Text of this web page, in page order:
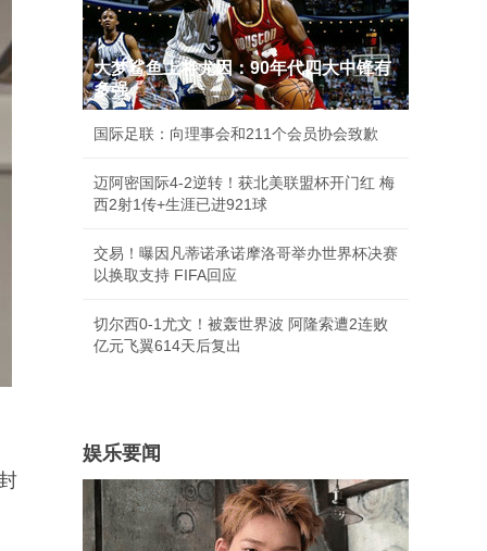
大梦鲨鱼上将尤因：90年代四大中锋有
多强
国际足联：向理事会和211个会员协会致歉
迈阿密国际4-2逆转！获北美联盟杯开门红 梅
西2射1传+生涯已进921球
交易！曝因凡蒂诺承诺摩洛哥举办世界杯决赛
以换取支持 FIFA回应
切尔西0-1尤文！被轰世界波 阿隆索遭2连败
亿元飞翼614天后复出
娱乐要闻